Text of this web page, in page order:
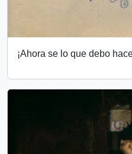
¡Ahora se lo que debo